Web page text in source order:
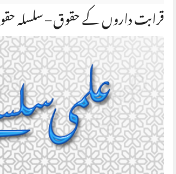
قرابت داروں کے حقوق – سلسلہ